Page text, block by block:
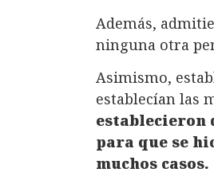
Además,
ninguna otra
Asimismo,
establecían las
establecieron
para que se
muchos casos.